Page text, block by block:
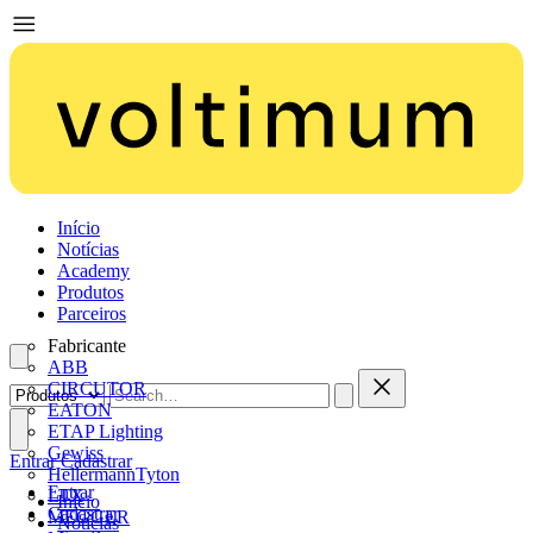
Início
Notícias
Academy
Produtos
Parceiros
Fabricante
ABB
CIRCUTOR
EATON
ETAP Lighting
Gewiss
HellermannTyton
LTX
MEGGER
Entrar
Cadastrar
Entrar Cadastrar
Início
Notícias